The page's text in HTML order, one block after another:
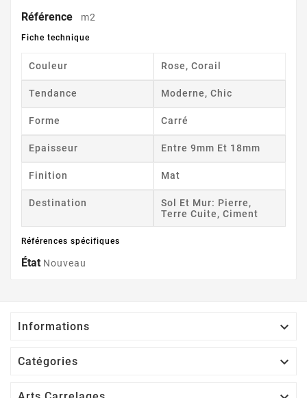
Référence m2
Fiche technique
Couleur Rose, Corail
Tendance Moderne, Chic
Forme Carré
Epaisseur Entre 9mm Et 18mm
Finition Mat
Destination
Sol Et Mur: Pierre,
Terre Cuite, Ciment
Références spécifiques
État Nouveau
Informations 
Catégories 